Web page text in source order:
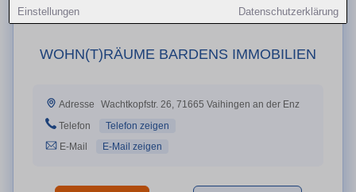
Einstellungen Datenschutzerklärung
WOHN(T)RÄUME BARDENS IMMOBILIEN
Adresse
Wachtkopfstr. 26, 71665 Vaihingen an der Enz
Telefon
Telefon zeigen
E-Mail
E-Mail zeigen